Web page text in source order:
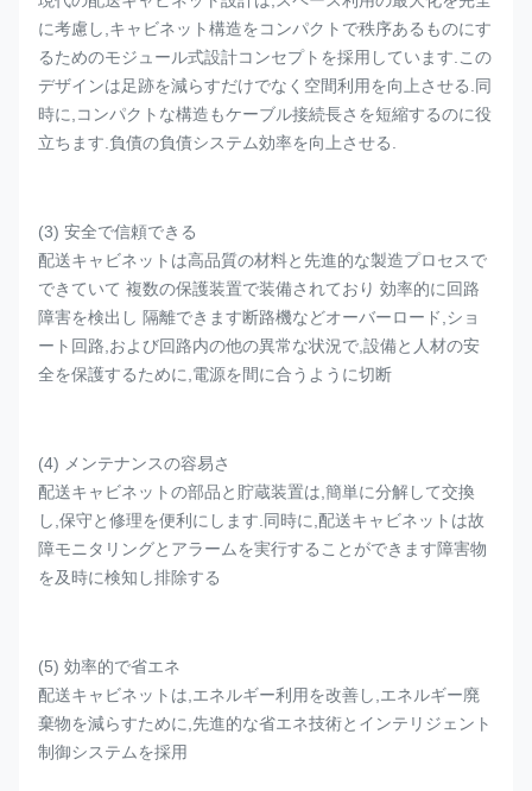
に考慮し,キャビネット構造をコンパクトで秩序あるものにす
るためのモジュール式設計コンセプトを採用しています.この
デザインは足跡を減らすだけでなく空間利用を向上させる.同
時に,コンパクトな構造もケーブル接続長さを短縮するのに役
立ちます.負債の負債システム効率を向上させる.
(3) 安全で信頼できる
配送キャビネットは高品質の材料と先進的な製造プロセスで
できていて 複数の保護装置で装備されており 効率的に回路
障害を検出し 隔離できます断路機などオーバーロード,ショ
ート回路,および回路内の他の異常な状況で,設備と人材の安
全を保護するために,電源を間に合うように切断
(4) メンテナンスの容易さ
配送キャビネットの部品と貯蔵装置は,簡単に分解して交換
し,保守と修理を便利にします.同時に,配送キャビネットは故
障モニタリングとアラームを実行することができます障害物
を及時に検知し排除する
(5) 効率的で省エネ
配送キャビネットは,エネルギー利用を改善し,エネルギー廃
棄物を減らすために,先進的な省エネ技術とインテリジェント
制御システムを採用